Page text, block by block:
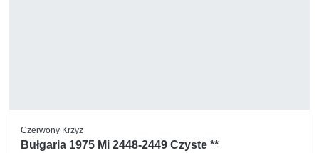
Czerwony Krzyż
Bułgaria 1975 Mi 2448-2449 Czyste **